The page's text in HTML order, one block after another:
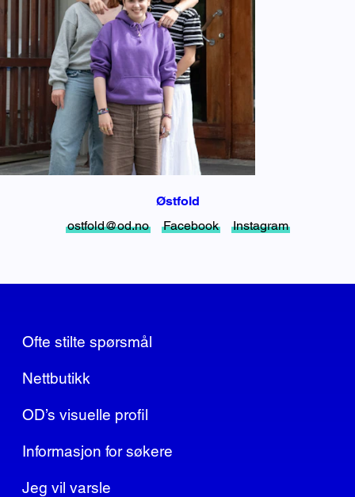
Østfold
ostfold@od.no
Facebook Instagram
Ofte stilte spørsmål
Nettbutikk
OD’s visuelle profil
Informasjon for søkere
Jeg vil varsle